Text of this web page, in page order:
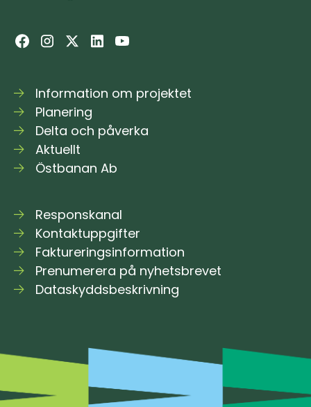
Information om projektet
Planering
Delta och påverka
Aktuellt
Östbanan Ab
Responskanal
Kontaktuppgifter
Faktureringsinformation
Prenumerera på nyhetsbrevet
Dataskyddsbeskrivning